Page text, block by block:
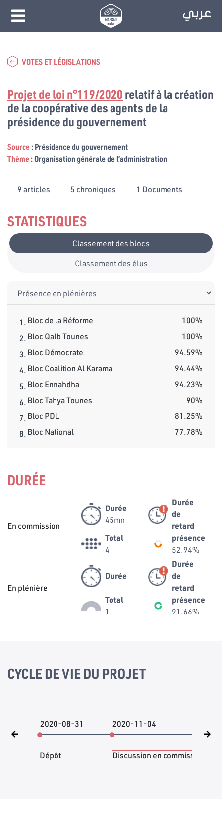
VOTES ET LÉGISLATIONS
STATISTIQUES
Classement des blocs
Classement des élus
1.Bloc de la Réforme
100%
2.Bloc Qalb Tounes
100%
3.Bloc Démocrate
94.59%
4.Bloc Coalition Al Karama
94.44%
5.Bloc Ennahdha
94.23%
6.Bloc Tahya Tounes
90%
7.Bloc PDL
81.25%
8.Bloc National 77.78%
Projet de loi n°119/2020relatif à la création
de la coopérative des agents de la
présidence du gouvernement
Source: Présidence du gouvernement
Thème: Organisation générale de l’administration
9articles 5 chroniques 1 Documents
DURÉE
En commission
Durée
45mn
Durée
de
retard
Total
4
présence
52.94%
En plénière
Durée
Durée
de
retard
Total
1
présence
91.66%
CYCLE DE VIE DU PROJET
2020-08-31
Dépôt
2020-11-04
Discussion en commission